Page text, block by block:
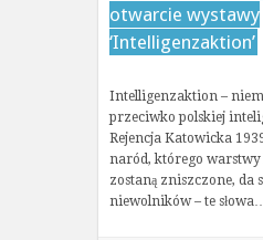
otwarcie wystawy
‘Intelligenzaktion’
Intelligenzaktion –
przeciwko polskiej
Rejencja Katowicka
naród, którego
zostaną zniszczone, da
niewolników – te